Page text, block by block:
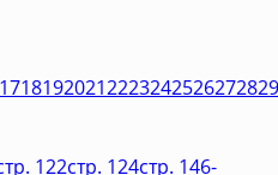
17181920212223242526272829
122стр. 124стр. 146-